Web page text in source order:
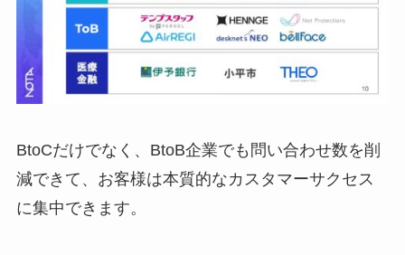
BtoCだけでなく、BtoB企業でも問い合わせ数を削
減できて、お客様は本質的なカスタマーサクセス
に集中できます。